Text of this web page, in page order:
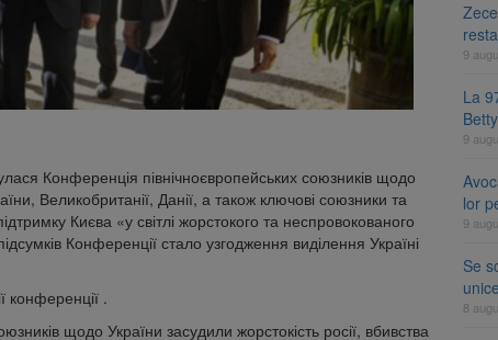
Конференція північноєвропейських союзників щодо
Великобританії, Данії, а також ключові союзники та
Києва «у світлі жорстокого та неспровокованого
Конференції стало узгодження виділення Україні
конференції .
щодо України засудили жорстокість росії, вбивства
9
La
9
lor
9
Se
8